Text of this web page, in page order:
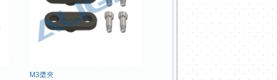
M3槳夾